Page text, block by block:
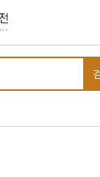
검색어를 입력